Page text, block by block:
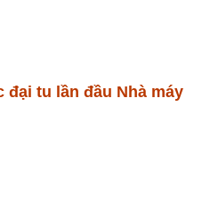
đại tu lần đầu Nhà máy